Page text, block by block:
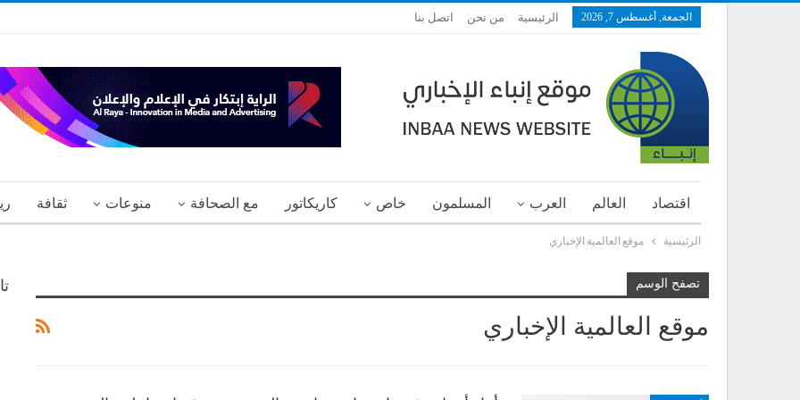
الجمعة, أغسطس 7, 2026 الرئيسية من نحن اتصل بنا
اقتصاد العالم العرب المسلمون خاص كاريكاتور مع الصحافة منوعات ثقافة
الرئيسية موقع العالمية الإخباري
تصفح الوسم
موقع العالمية الإخباري